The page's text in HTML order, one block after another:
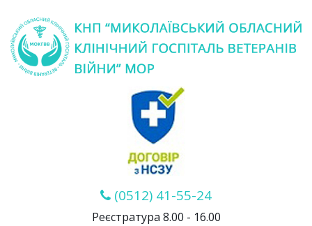
(0512) 41-55-24
Реєстратура 8.00 - 16.00